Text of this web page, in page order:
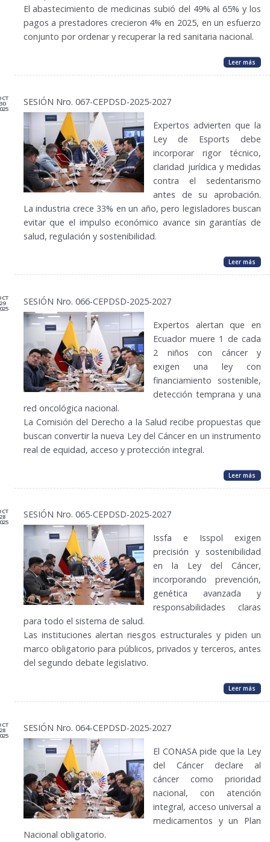
El abastecimiento de medicinas subió del 49% al 65% y los
pagos a prestadores crecieron 4% en 2025, en un esfuerzo
conjunto por ordenar y recuperar la red sanitaria nacional.
Leer más
30 SESIÓN Nro. 067-CEPDSD-2025-2027
Expertos advierten que la
Ley de Esports debe
incorporar rigor técnico,
claridad jurídica y medidas
contra el sedentarismo
antes de su aprobación.
La industria crece 33% en un año, pero legisladores buscan
evitar que el impulso económico avance sin garantías de
salud, regulación y sostenibilidad.
Leer más
29 SESIÓN Nro. 066-CEPDSD-2025-2027
Expertos alertan que en
Ecuador muere 1 de cada
2 niños con cáncer y
exigen una ley con
financiamiento sostenible,
detección temprana y una
red oncológica nacional.
La Comisión del Derecho a la Salud recibe propuestas que
buscan convertir la nueva Ley del Cáncer en un instrumento
real de equidad, acceso y protección integral.
Leer más
28 SESIÓN Nro. 065-CEPDSD-2025-2027
Issfa e Isspol exigen
precisión y sostenibilidad
en la Ley del Cáncer,
incorporando prevención,
genética avanzada y
responsabilidades claras
para todo el sistema de salud.
Las instituciones alertan riesgos estructurales y piden un
marco obligatorio para públicos, privados y terceros, antes
del segundo debate legislativo.
Leer más
28 SESIÓN Nro. 064-CEPDSD-2025-2027
El CONASA pide que la Ley
del Cáncer declare al
cáncer como prioridad
nacional, con atención
integral, acceso universal a
medicamentos y un Plan
Nacional obligatorio.